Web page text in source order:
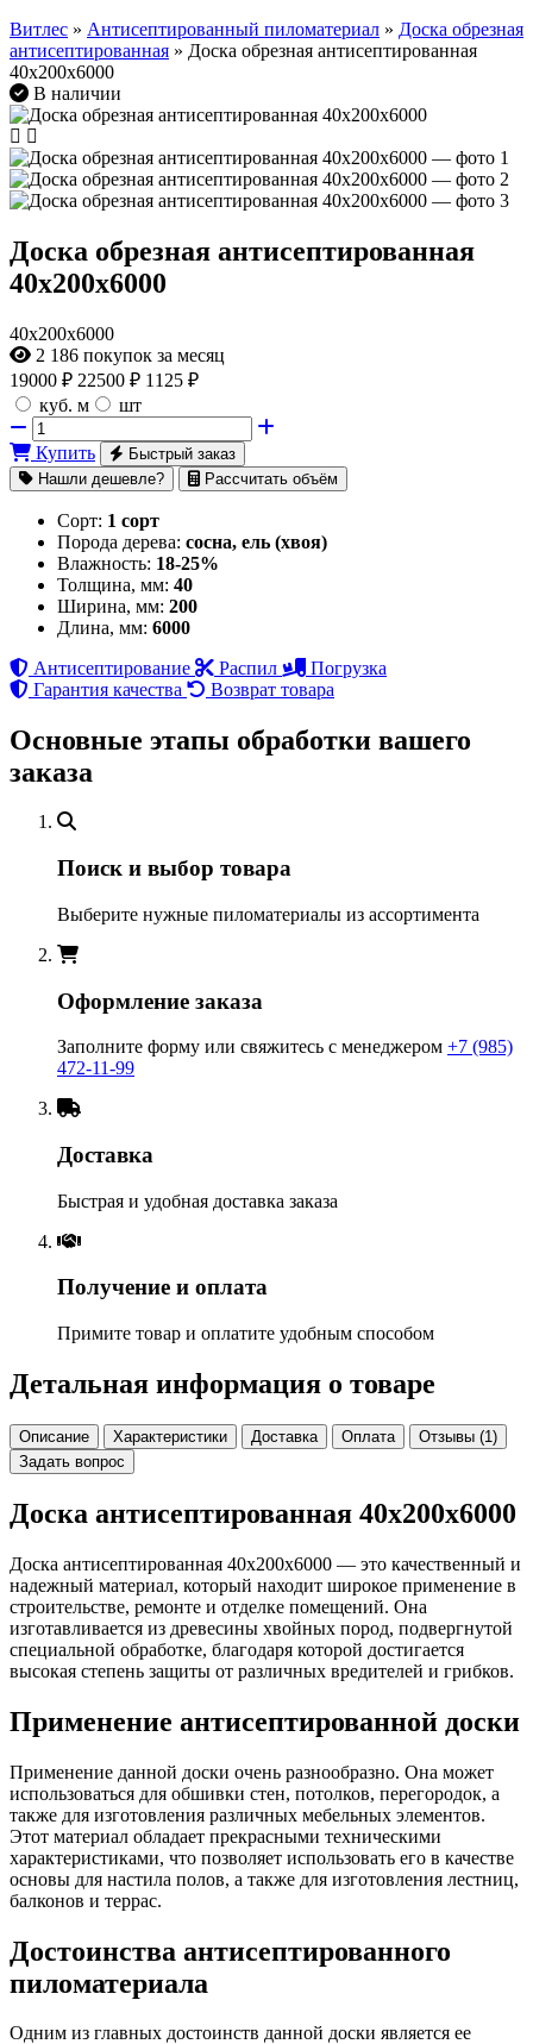
Витлес » Антисептированный пиломатериал » Доска обрезная
антисептированная » Доска обрезная антисептированная
40х200х6000
В наличии
Доска обрезная антисептированная
40х200х6000
40х200х6000
2 186 покупок за месяц
19000 ₽ 22500 ₽ 1125 ₽
куб. м
шт
Купить
Быстрый заказ
Нашли дешевле?
Рассчитать объём
Сорт: 1 сорт
Порода дерева: сосна, ель (хвоя)
Влажность: 18-25%
Толщина, мм: 40
Ширина, мм: 200
Длина, мм: 6000
Антисептирование
Распил
Погрузка
Гарантия качества
Возврат товара
Основные этапы обработки вашего
заказа
Поиск и выбор товара
Выберите нужные пиломатериалы из ассортимента
Оформление заказа
Заполните форму или свяжитесь с менеджером +7 (985)
472-11-99
Доставка
Быстрая и удобная доставка заказа
Получение и оплата
Примите товар и оплатите удобным способом
Детальная информация о товаре
Описание Характеристики Доставка Оплата
Отзывы (1)
Задать вопрос
Доска антисептированная 40х200х6000
Доска антисептированная 40х200х6000 — это качественный и
надежный материал, который находит широкое применение в
строительстве, ремонте и отделке помещений. Она
изготавливается из древесины хвойных пород, подвергнутой
специальной обработке, благодаря которой достигается
высокая степень защиты от различных вредителей и грибков.
Применение антисептированной доски
Применение данной доски очень разнообразно. Она может
использоваться для обшивки стен, потолков, перегородок, а
также для изготовления различных мебельных элементов.
Этот материал обладает прекрасными техническими
характеристиками, что позволяет использовать его в качестве
основы для настила полов, а также для изготовления лестниц,
балконов и террас.
Достоинства антисептированного
пиломатериала
Одним из главных достоинств данной доски является ее